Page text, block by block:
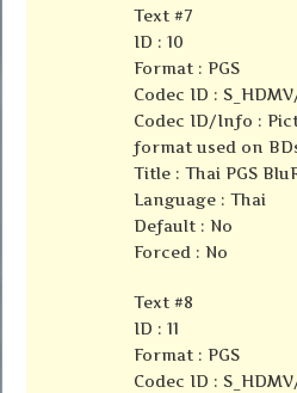
Text #7
ID : 10
Format : PGS
Codec ID :
Codec ID/Info :
format used on
Title : Thai PGS
Language : Thai
Default : No
Forced : No
Text #8
ID : 11
Format : PGS
Codec ID :